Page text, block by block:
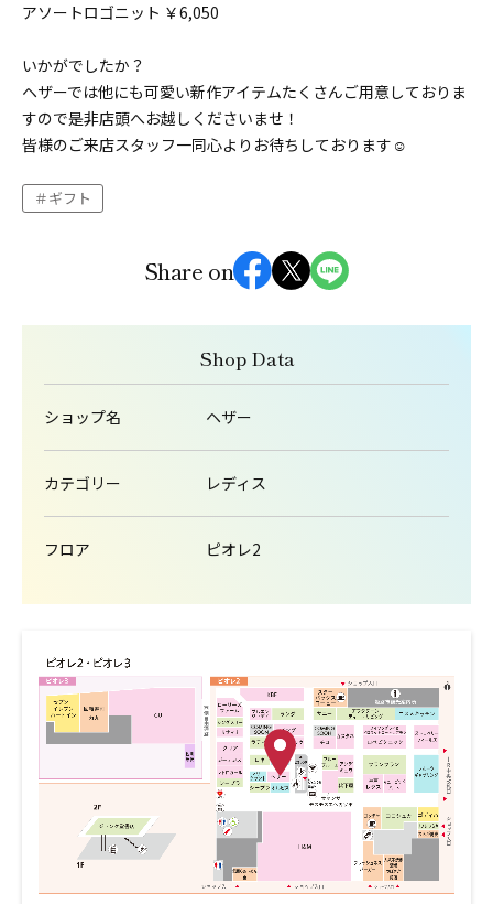
アソートロゴニット ￥6,050
いかがでしたか？
ヘザーでは他にも可愛い新作アイテムたくさんご用意しておりま
すので是非店頭へお越しくださいませ！
皆様のご来店スタッフ一同心よりお待ちしております☺️
ギフト
Share on
Shop Data
ショップ名 ヘザー
カテゴリー レディス
フロア ピオレ2